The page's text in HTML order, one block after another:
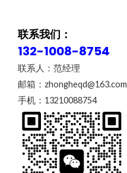
联系我们：
132-1008-8754
联系人：范经理
邮箱：zhongheqd@163.com
手机：13210088754